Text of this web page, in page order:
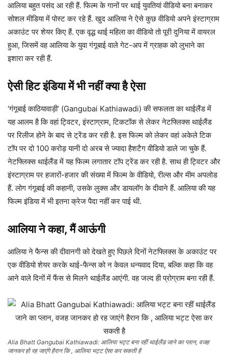
आलिया बहुत पसंद आ रही हैं. फिल्म के गानों पर थाई युवतियां वीडियो बना बनाकर
सोशल मीडिया में पोस्ट कर रहे हैं. खुद आलिया ने ऐसे कुछ वीडियो अपने इंस्टाग्राम
अकाउंट पर शेयर किए हैं. एक वृद्ध थाई महिला का वीडियो तो पूरी दुनिया में वायरल
हुआ, जिसमें वह आलिया के युवा गंगूबाई वाले गेट-अप में ग्राहक को लुभाने का
इशारा कर रही हैं.
ऐसी हिट इंडिया में भी नहीं क्या है ऐसा
‘गंगूबाई काठियावाड़ी’ (Gangubai Kathiawadi) की सफलता का थाईलैंड में
यह आलम है कि वहां ट्विटर, इंस्टाग्राम, टिकटॉक से लेकर नेटफ्लिक्स थाईलैंड
पर रिलीज होने के बाद से ट्रेंड कर रही है. इस फिल्म को लेकर वहां अकेले टिक
टॉप पर दो 100 करोड़ यानी दो अरब से ज्यादा हैशटैग वीडियो डाले जा चुके हैं.
नेटफ्लिक्स थाईलैंड में यह फिल्म लगातार टॉप ट्रेंड कर रही है. साथ ही ट्विटर और
इंस्टाग्राम पर हजारों-हजार की संख्या में फिल्म के वीडियो, रील्स और मीम अपलोड
हैं. लोग गंगूबाई की कहानी, उसके लुक्स और डायलॉग के दीवाने हैं. आलिया की यह
फिल्म इंडिया में भी इतना क्रेज पैदा नहीं कर पाई थी.
आलिया ने कहा, मैं आऊंगी
आलिया ने फैन्स की दीवानगी को देखते हुए पिछले दिनों नेटफ्लिक्स के अकाउंट पर
एक वीडियो शेयर करके थाई-फैन्स को न केवल धन्यवाद दिया, बल्कि कहा कि वह
आने वाले दिनों में फैंस से मिलने थाईलैंड आएंगी. वह जल्द ही प्रोग्राम बना रही हैं.
Alia Bhatt Gangubai Kathiawadi: आलिया भट्ट बना रहीं थाईलैंड जाने का प्लान, वजह
जानकर हो रह जाएंगे हैरान कि , आलिया भट्ट ऐसा कर सकती है